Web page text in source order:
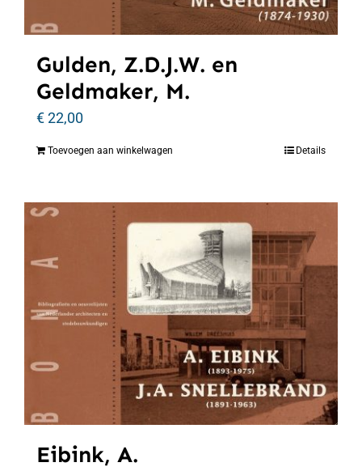
Gulden, Z.D.J.W. en
Geldmaker, M.
€22,00
Toevoegen aan winkelwagen Details
Eibink, A.